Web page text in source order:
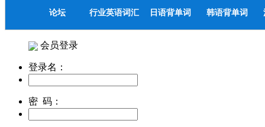
论坛
行业英语词汇 日语背单词 韩语背单词
会员登录
登录名：
密 码：